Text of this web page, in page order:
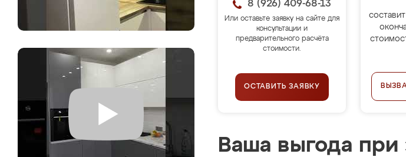
8 (926) 409-68-13
Или оставьте заявку на сайте для
консультации и
предварительного расчёта
стоимости.
ОСТАВИТЬ ЗАЯВКУ
Ваша выгода при